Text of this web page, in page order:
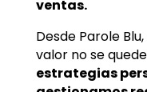
ventas.
Desde Parole
valor no se
estrategias